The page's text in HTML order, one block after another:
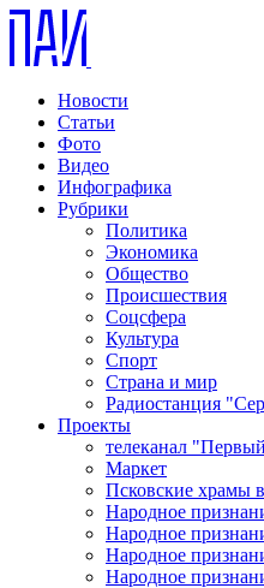
Новости
Статьи
Фото
Видео
Инфографика
Рубрики
Политика
Экономика
Общество
Происшествия
Соцсфера
Культура
Спорт
Страна и мир
Радиостанция
Проекты
телеканал
Маркет
Псковские
Народное
Народное
Народное
Народное